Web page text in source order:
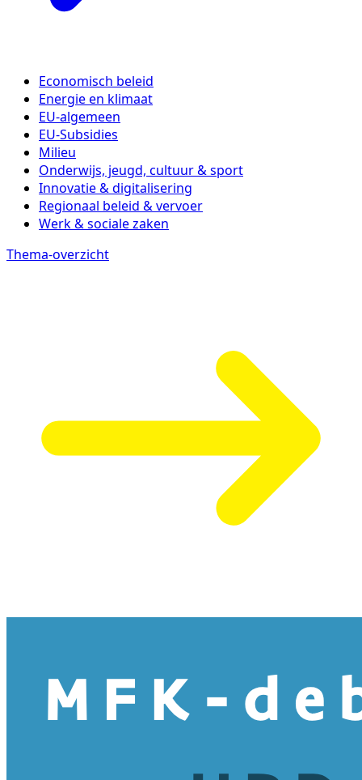
Economisch beleid
Energie en klimaat
EU-algemeen
EU-Subsidies
Milieu
Onderwijs, jeugd, cultuur & sport
Innovatie & digitalisering
Regionaal beleid & vervoer
Werk & sociale zaken
Thema-overzicht